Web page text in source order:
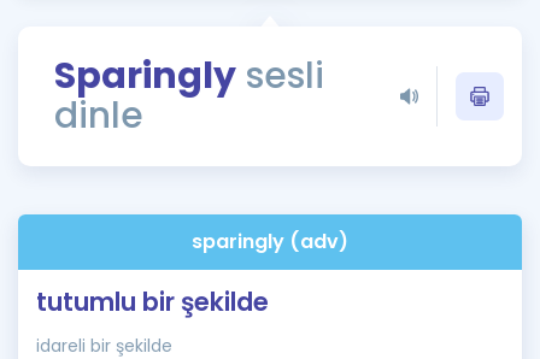
Rehberlik Aracı
ÖSYM Sınav Takvimi
İngilizce Gramer
Sparingly sesli
dinle
sparingly (adv)
tutumlu bir şekilde
idareli bir şekilde